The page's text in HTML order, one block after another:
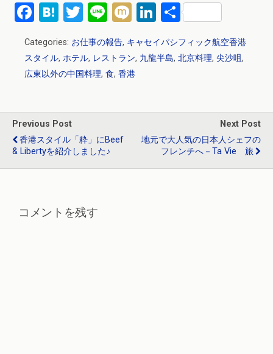
F
ce
b
o
k
H
e
n
T
wi
tt
er
Li
n
e
M
Li
ke
共
Categories: お仕事の報告, キャセイパシフィック航空香港
スタイル, ホテル, レストラン, 九龍半島, 北京料理, 尖沙咀,
広東以外の中国料理, 食, 香港
Previous Post
香港スタイル「粋」にBeef
& Libertyを紹介しました♪
Next Post
地元で大人気の日本人シェフの
フレンチへ－Ta Vie 旅
コメントを残す